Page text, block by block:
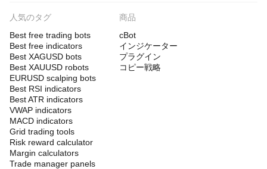
人気のタグ
Best free trading bots
Best free indicators
Best XAGUSD bots
Best XAUUSD robots
EURUSD scalping bots
Best RSI indicators
Best ATR indicators
VWAP indicators
MACD indicators
Grid trading tools
Risk reward calculator
Margin calculators
Trade manager panels
商品
cBot
インジケーター
プラグイン
コピー戦略